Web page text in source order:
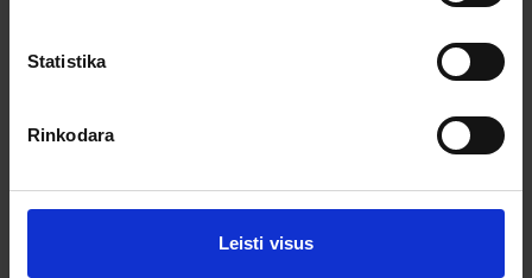
Statistika
Rinkodara
Leisti visus
Užsisakykite prenumeratą ir gaukite geriausius pasiūlymus.